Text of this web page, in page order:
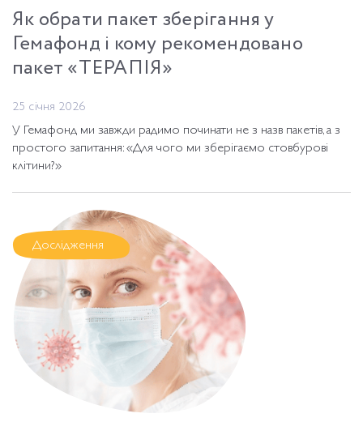
Як обрати пакет зберігання у
Гемафонд і кому рекомендовано
пакет «ТЕРАПІЯ»
25 січня 2026
У Гемафонд ми завжди радимо починати не з назв пакетів, а з
простого запитання: «Для чого ми зберігаємо стовбурові
клітини?»
Дослідження